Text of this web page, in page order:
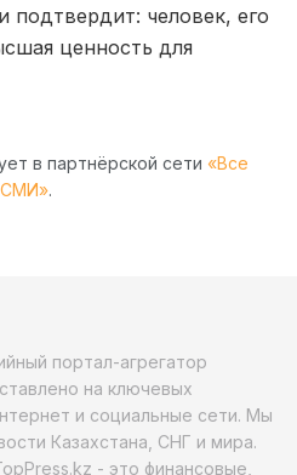
подтвердит: человек, его
ценность для
в партнёрской сети «Все
СМИ».
портал-агрегатор
на ключевых
и социальные сети. Мы
Казахстана, СНГ и мира.
- это финансовые,